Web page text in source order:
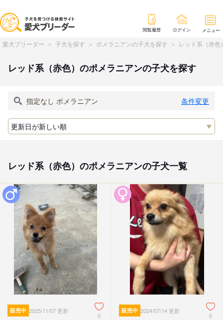
閲覧履歴 ログイン メニュー
愛犬ブリーダー 子犬を探す ポメラニアンの子犬を探す レッド系（赤
レッド系（赤色）のポメラニアンの子犬を探す
条件変更
レッド系（赤色）のポメラニアンの子犬一覧
販売中 2025/11/07 更新
0
販売中 2024/07/14 更新
0